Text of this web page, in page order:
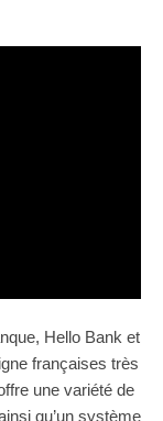
Hello Bank et
françaises très
une variété de
qu’un système